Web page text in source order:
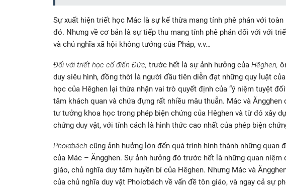
Sự xuất hiện triết học Mác là sự kế thừa mang tính phê phán với
đó. Nhưng về cơ bản là sự tiếp thu mang tính phê phán đối với với
và chủ nghĩa xã hội không tưởng của Pháp, v.v…
Đối với triết học cổ điển Đức, trước hết là sự ảnh hưởng của Hêghen,
duy siêu hình, đồng thời là người đầu tiên diễn đạt những quy luật
học của Hêghen lại thừa nhận vai trò quyết định của “ý niệm tuyệt
tâm khách quan và chứa đựng rất nhiều mâu thuẫn. Mác và
tư tưởng khoa học trong phép biện chứng của Hêghen và từ đó xây
chứng duy vật, với tính cách là hình thức cao nhất của phép biện
Phoiơbách cũng ảnh hưởng lớn đến quá trình hình thành những quan
của Mác – Ăngghen. Sự ảnh hưởng đó trước hết là những quan niệm
giáo, chủ nghĩa duy tâm huyền bí của Hêghen. Nhưng Mác và
của chủ nghĩa duy vật Phoiơbách về vấn đề tôn giáo, và ngay cả sự